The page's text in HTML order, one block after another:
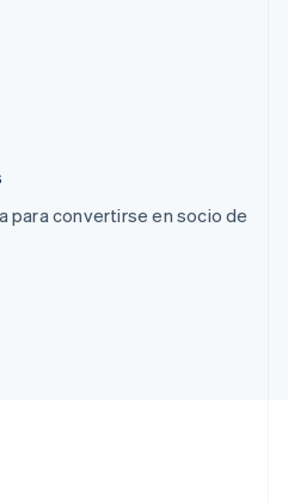
para convertirse en socio de